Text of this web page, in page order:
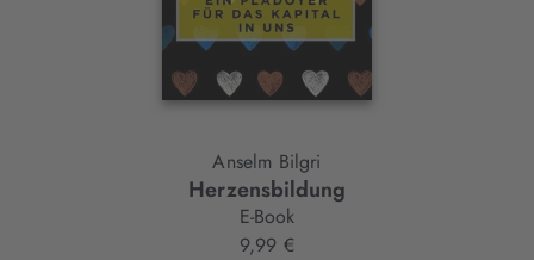
Anselm Bilgri
Herzensbildung
E-Book
9,99 €